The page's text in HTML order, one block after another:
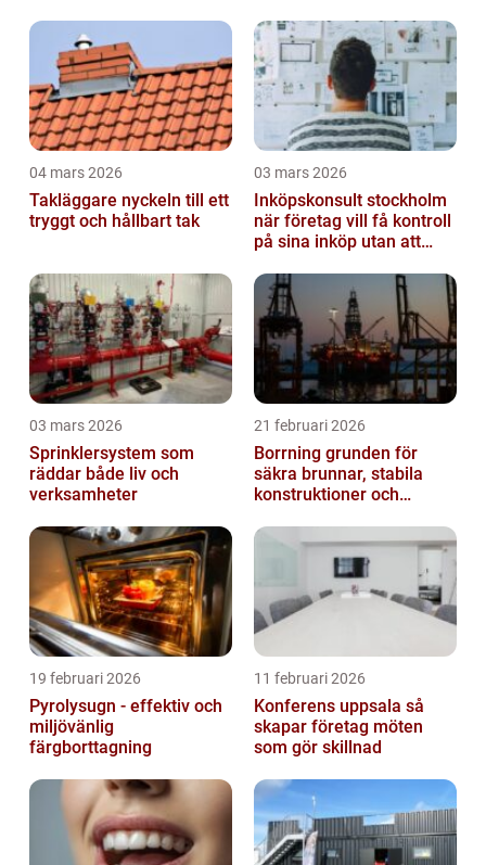
04 mars 2026
Takläggare nyckeln till ett
tryggt och hållbart tak
03 mars 2026
Inköpskonsult stockholm
när företag vill få kontroll
på sina inköp utan att
03 mars 2026
Sprinklersystem som
räddar både liv och
verksamheter
21 februari 2026
Borrning grunden för
säkra brunnar, stabila
konstruktioner och
19 februari 2026
Pyrolysugn - effektiv och
miljövänlig
färgborttagning
11 februari 2026
Konferens uppsala så
skapar företag möten
som gör skillnad